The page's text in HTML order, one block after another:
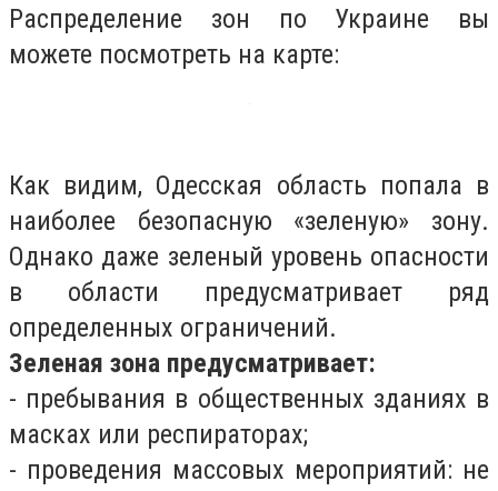
Распределение зон по Украине вы
можете посмотреть на карте:
Как видим, Одесская область попала в
наиболее безопасную «зеленую» зону.
Однако даже зеленый уровень опасности
в области предусматривает ряд
определенных ограничений.
Зеленая зона предусматривает:
- пребывания в общественных зданиях в
масках или респираторах;
- проведения массовых мероприятий: не